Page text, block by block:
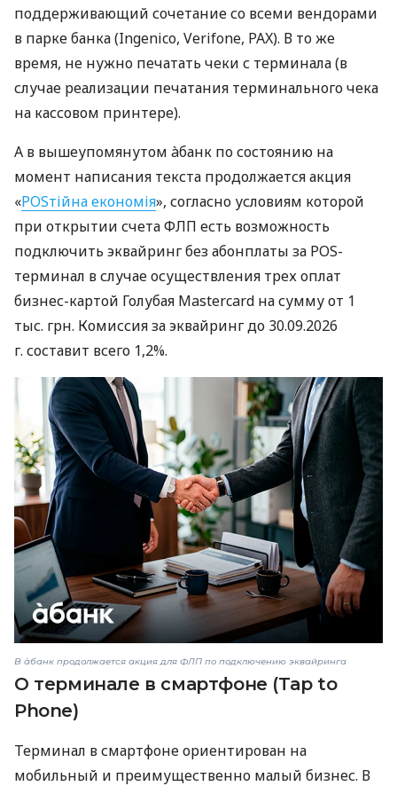
поддерживающий сочетание со всеми вендорами
в парке банка (Ingenico, Verifone, PAX). В то же
время, не нужно печатать чеки с терминала (в
случае реализации печатания терминального чека
на кассовом принтере).
А в вышеупомянутом àбанк по состоянию на
момент написания текста продолжается акция
«POSтійна економія», согласно условиям которой
при открытии счета ФЛП есть возможность
подключить эквайринг без абонплаты за POS-
терминал в случае осуществления трех оплат
бизнес-картой Голубая Mastercard на сумму от 1
тыс. грн. Комиссия за эквайринг до 30.09.2026
г. составит всего 1,2%.
В àбанк продолжается акция для ФЛП по подключению эквайринга
О терминале в смартфоне (Tap to
Phone)
Терминал в смартфоне ориентирован на
мобильный и преимущественно малый бизнес. В